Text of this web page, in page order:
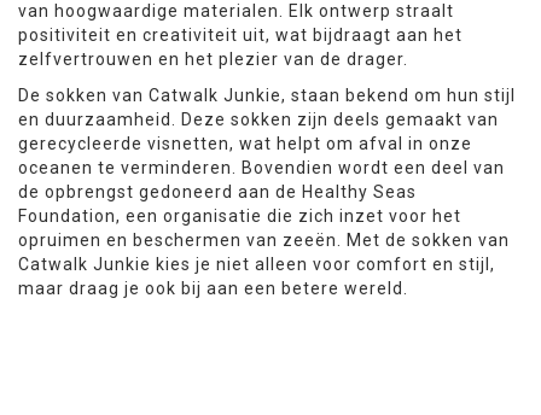
van hoogwaardige materialen. Elk ontwerp straalt
positiviteit en creativiteit uit, wat bijdraagt aan het
zelfvertrouwen en het plezier van de drager​.
De sokken van Catwalk Junkie, staan bekend om hun stijl
en duurzaamheid. Deze sokken zijn deels gemaakt van
gerecycleerde visnetten, wat helpt om afval in onze
oceanen te verminderen. Bovendien wordt een deel van
de opbrengst gedoneerd aan de Healthy Seas
Foundation, een organisatie die zich inzet voor het
opruimen en beschermen van zeeën. Met de sokken van
Catwalk Junkie kies je niet alleen voor comfort en stijl,
maar draag je ook bij aan een betere wereld.